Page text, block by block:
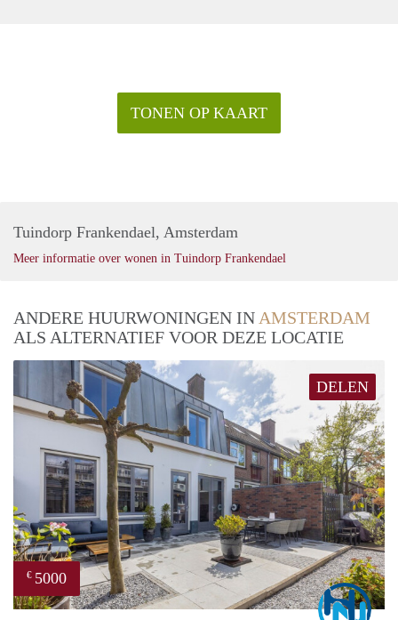
TONEN OP KAART
Tuindorp Frankendael, Amsterdam
Meer informatie over wonen in Tuindorp Frankendael
ANDERE HUURWONINGEN IN AMSTERDAM
ALS ALTERNATIEF VOOR DEZE LOCATIE
DELEN
€ 5000